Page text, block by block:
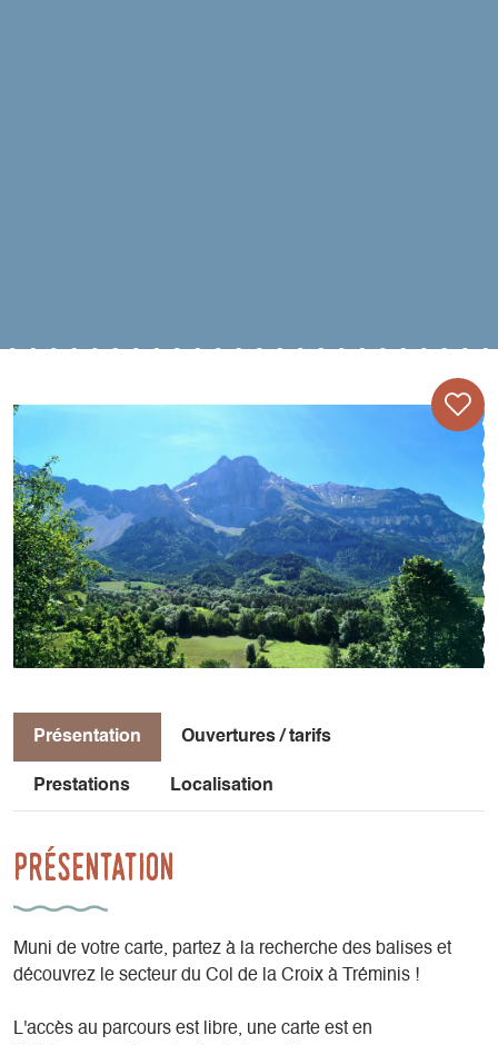
Présentation Ouvertures / tarifs
Prestations Localisation
Présentation
Muni de votre carte, partez à la recherche des balises et
découvrez le secteur du Col de la Croix à Tréminis !
L'accès au parcours est libre, une carte est en